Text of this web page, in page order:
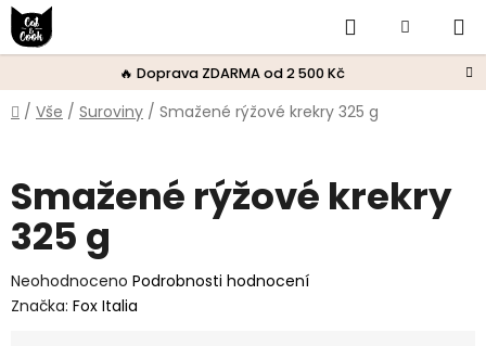
Přejít
na
obsah
🔥 Doprava ZDARMA od 2 500 Kč
HledatNákupní
košík
Domů
/ Vše / Suroviny / Smažené rýžové krekry 325 g
Smažené rýžové krekry
325 g
Průměrné
hodnocení
Neohodnoceno Podrobnosti hodnocení
Značka: Fox Italia